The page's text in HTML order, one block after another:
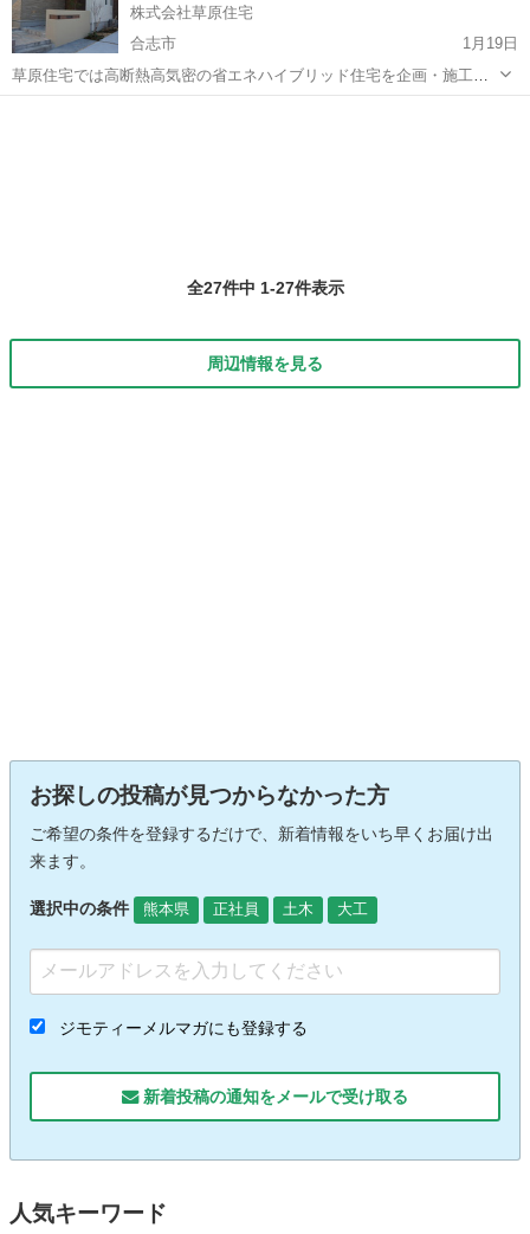
株式会社草原住宅
合志市
1月19日
草原住宅では高断熱高気密の省エネハイブリッド住宅を企画・施工し
ています。 【仕事内容】 住宅内の造作工事 【応募資格】 年齢、性別
全27件中 1-27件表示
周辺情報を見る
お探しの投稿が見つからなかった方
ご希望の条件を登録するだけで、新着情報をいち早くお届け出
来ます。
選択中の条件 熊本県 正社員 土木 大工
ジモティーメルマガにも登録する
新着投稿の通知をメールで受け取る
人気キーワード